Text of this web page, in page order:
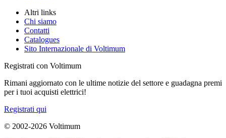
Altri links
Chi siamo
Contatti
Catalogues
Sito Internazionale di Voltimum
Registrati con Voltimum
Rimani aggiornato con le ultime notizie del settore e guadagna premi
per i tuoi acquisti elettrici!
Registrati qui
© 2002-2026 Voltimum